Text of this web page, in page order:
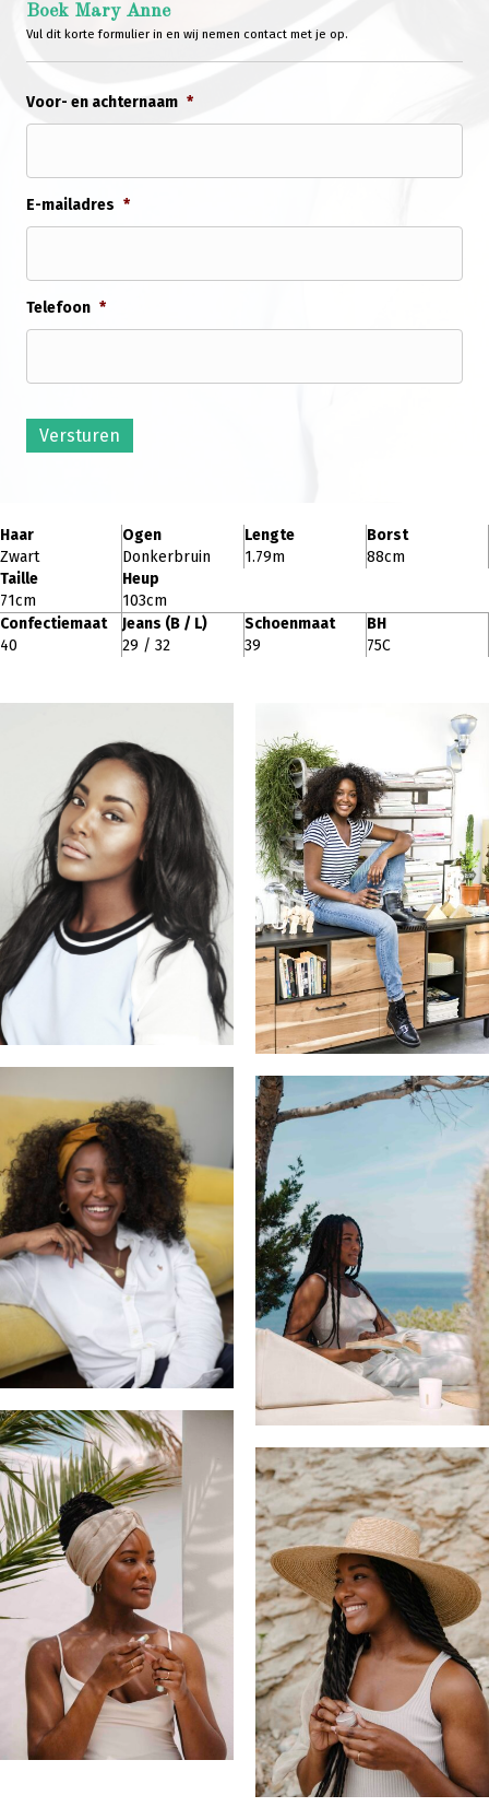
Boek Mary Anne
Vul dit korte formulier in en wij nemen contact met je op.
Voor- en achternaam *
E-mailadres *
Telefoon *
Versturen
Haar
Zwart
Ogen
Donkerbruin
Lengte
1.79m
Borst
88cm
Taille
71cm
Heup
103cm
Confectiemaat
40
Jeans (B / L)
29 / 32
Schoenmaat
39
BH
75C